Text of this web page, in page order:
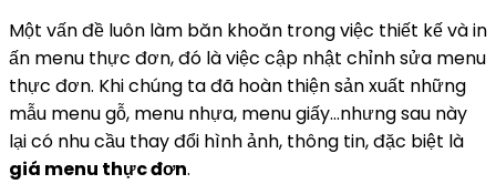
Một vấn đề luôn làm băn khoăn trong việc thiết kế và in
ấn menu thực đơn, đó là việc cập nhật chỉnh sửa menu
thực đơn. Khi chúng ta đã hoàn thiện sản xuất những
mẫu menu gỗ, menu nhựa, menu giấy…nhưng sau này
lại có nhu cầu thay đổi hình ảnh, thông tin, đặc biệt là
giá menu thực đơn.